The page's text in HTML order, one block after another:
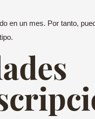
en un mes. Por tanto,